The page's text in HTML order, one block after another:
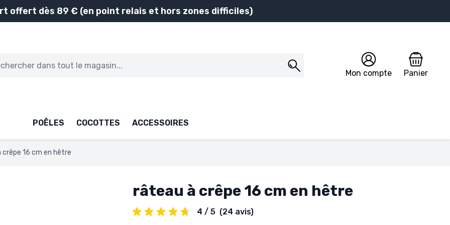
offert dès 89 € (en point relais et hors zones difficiles)
Mon compte Panier
POÊLES COCOTTES ACCESSOIRES
crêpe 16 cm en hêtre
râteau à crêpe 16 cm en hêtre
4 / 5 (24 avis)